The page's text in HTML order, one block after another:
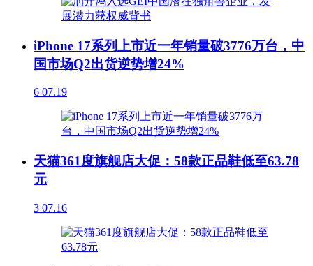
iPhone 17系列上市近一年销量破3776万台，中
国市场Q2出货逆势增24%
6 07.19
天猫361度旗舰店大促：58款正品鞋低至63.78
元
3 07.16